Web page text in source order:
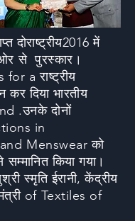
दोराष्ट्रीय2016 में
से पुरस्कार।
a राष्ट्रीय
कर दियाभारतीय
.उनके दोनों
in
Menswear को
किया गया।
स्मृति ईरानी, केंद्रीय
of Textiles of